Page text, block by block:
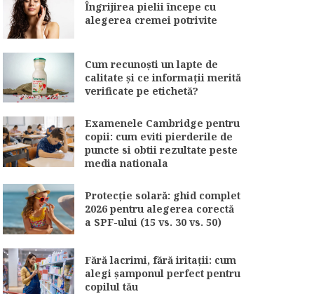
Îngrijirea pielii începe cu
alegerea cremei potrivite
Cum recunoști un lapte de
calitate și ce informații merită
verificate pe etichetă?
Examenele Cambridge pentru
copii: cum eviti pierderile de
puncte si obtii rezultate peste
media nationala
Protecție solară: ghid complet
2026 pentru alegerea corectă
a SPF-ului (15 vs. 30 vs. 50)
Fără lacrimi, fără iritații: cum
alegi șamponul perfect pentru
copilul tău